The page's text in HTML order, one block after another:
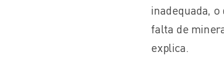
inadequada,
falta de
explica.